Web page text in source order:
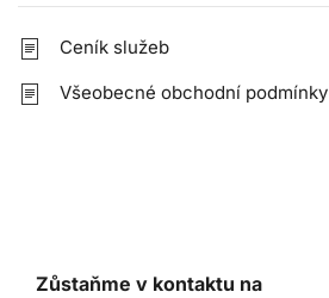
Ceník služeb
Všeobecné obchodní podmínky
Zůstaňme v kontaktu na